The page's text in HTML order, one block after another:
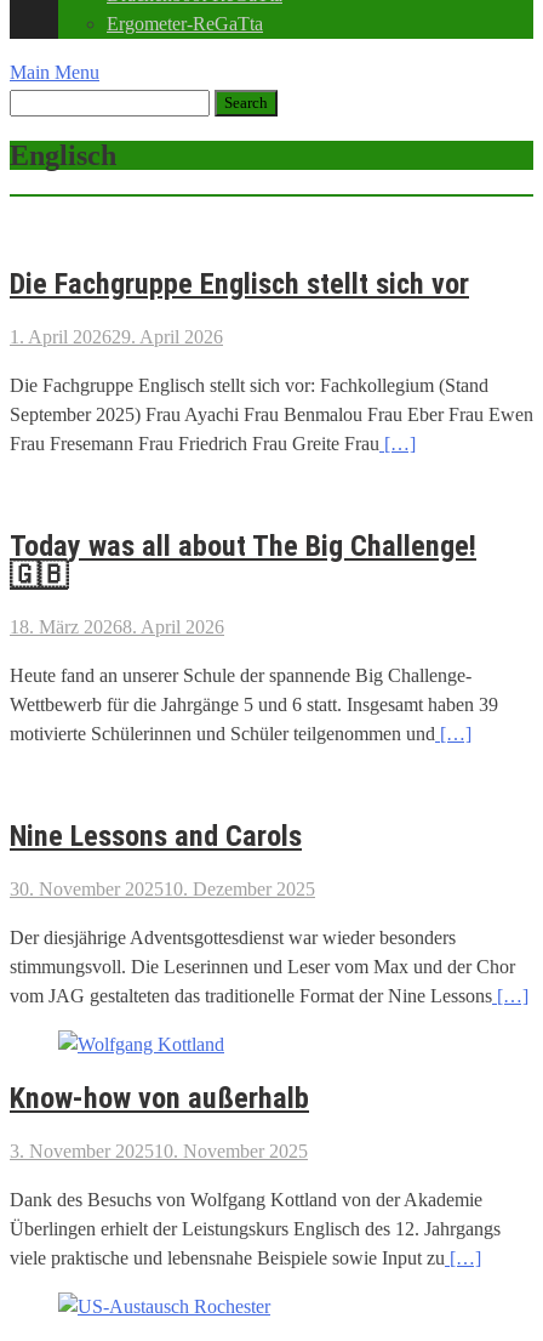
Ergometer-ReGaTta
Main Menu
Englisch
Die Fachgruppe Englisch stellt sich vor
1. April 202629. April 2026
Die Fachgruppe Englisch stellt sich vor: Fachkollegium (Stand
September 2025) Frau Ayachi Frau Benmalou Frau Eber Frau Ewen
Frau Fresemann Frau Friedrich Frau Greite Frau […]
Today was all about The Big Challenge!
🇬🇧
18. März 20268. April 2026
Heute fand an unserer Schule der spannende Big Challenge-
Wettbewerb für die Jahrgänge 5 und 6 statt. Insgesamt haben 39
motivierte Schülerinnen und Schüler teilgenommen und […]
Nine Lessons and Carols
30. November 202510. Dezember 2025
Der diesjährige Adventsgottesdienst war wieder besonders
stimmungsvoll. Die Leserinnen und Leser vom Max und der Chor
vom JAG gestalteten das traditionelle Format der Nine Lessons […]
Know-how von außerhalb
3. November 202510. November 2025
Dank des Besuchs von Wolfgang Kottland von der Akademie
Überlingen erhielt der Leistungskurs Englisch des 12. Jahrgangs
viele praktische und lebensnahe Beispiele sowie Input zu […]